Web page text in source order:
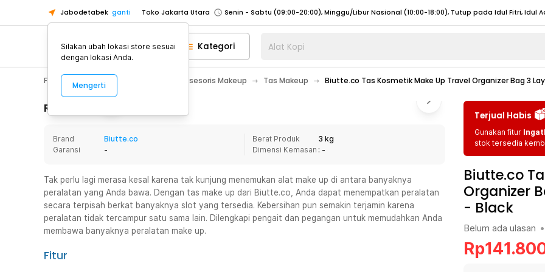
Jabodetabek ganti Toko Jakarta Utara
Toko Tangerang
Toko Cikupa
Pick n Go Jakarta Barat
Senin - Jumat (07:00 - 20:00), Sabtu - Minggu (08:00 - 20:00), Tutup pada Idul Fitri
Pick n Go Bekasi
Senin - Jumat (08:00 - 20:00), Sabtu - Minggu/ Libur Nasional (08:00 - 17:00) Selengkapnya
Senin - Jumat (08:00 - 20:00), Sabtu - Minggu/ Libur Nasional (08:00 - 17:00) Selengkapnya
Senin - Sabtu (09:00-20:00), Minggu/Libur Nasional (12:00-20:00), Tutup pada Idul Fitri
Senin - Sabtu (09:00-20:00), Minggu/Libur Nasional (12:00-20:00), Tutup pada Idul Fitri
Toko Tangerang
Toko Cikupa
Pick n Go Jakarta Barat
Senin - Jumat (07:00 - 20:00), Sabtu - Minggu (08:00 - 20:00), Tutup pada Idul Fitri
Pick n Go Bekasi
Senin - Jumat (08:00 - 20:00), Sabtu - Minggu/ Libur Nasional (08:00 - 17:00) Selengkapnya
Senin - Jumat (08:00 - 20:00), Sabtu - Minggu/ Libur Nasional (08:00 - 17:00) Selengkapnya
Kategori Alat Kopi
Fashion, Make Up & Beauty Care Aksesoris Makeup Tas Makeup Biutte.co Tas Kosmetik Make Up Travel Organizer Bag 3
Rincian Produk
Brand
Biutte.co
Garansi
-
Berat Produk
3 kg
Dimensi Kemasan : -
Tak perlu lagi merasa kesal karena tak kunjung menemukan alat make up di antara banyaknya
peralatan yang Anda bawa. Dengan tas make up dari Biutte.co, Anda dapat menempatkan peralatan
secara terpisah berkat banyaknya slot yang tersedia. Kebersihan pun semakin terjamin karena
peralatan tidak tercampur satu sama lain. Dilengkapi pengait dan pegangan untuk memudahkan Anda
membawa banyaknya peralatan make up.
Fitur
Terjual Habis
Gunakan fitur
stok tersedia
Biutte.co
Organizer
- Black
Belum ada ulasan •
Rp
Silakan ubah lokasi store sesuai
dengan lokasi Anda.
Mengerti